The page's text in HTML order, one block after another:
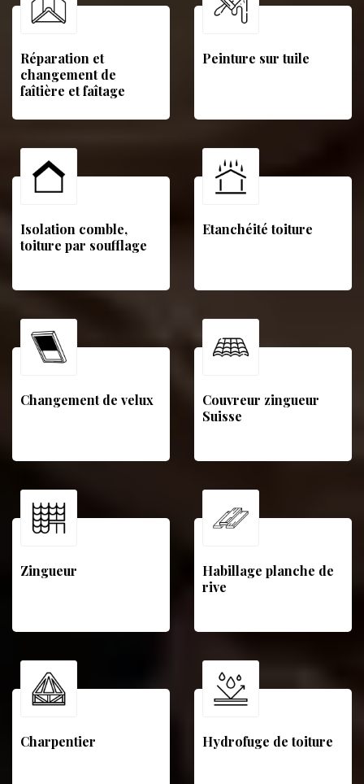
Réparation et
changement de
faîtière et faîtage
Peinture sur tuile
Isolation comble,
toiture par soufflage
Etanchéité toiture
Changement de velux
Couvreur zingueur
Suisse
Zingueur
Habillage planche de
rive
Charpentier Hydrofuge de toiture